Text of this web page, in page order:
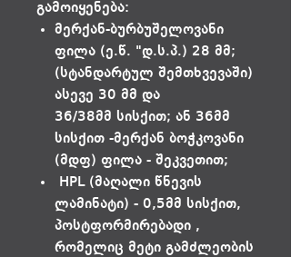
გამოიყენება:
მერქან-ბურბუშელოვანი
ფილა (ე.წ. "დ.ს.პ.) 28 მმ;
(სტანდარტულ შემთხვევაში)
ასევე 30 მმ და
36/38მმ სისქით; ან 36მმ
სისქით -მერქან ბოჭკოვანი
(მდფ) ფილა - შეკვეთით;
HPL (მაღალი წნევის
ლამინატი) - 0,5მმ სისქით,
პოსტფორმირებადი ,
რომელიც მეტი გამძლეობის